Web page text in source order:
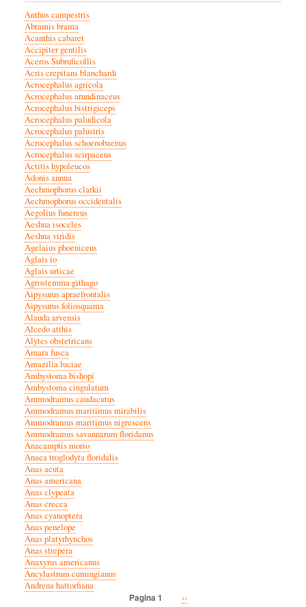
Anthus campestris
Abramis brama
Acanthis cabaret
Accipiter gentilis
Aceros Subruficollis
Acris crepitans blanchardi
Acrocephalus agricola
Acrocephalus arundinaceus
Acrocephalus bistrigiceps
Acrocephalus paludicola
Acrocephalus palustris
Acrocephalus schoenobaenus
Acrocephalus scirpaceus
Actitis hypoleucos
Adonis annua
Aechmophorus clarkii
Aechmophorus occidentalis
Aegolius funereus
Aeshna isoceles
Aeshna viridis
Agelaius phoeniceus
Aglais io
Aglais urticae
Agrostemma githago
Aipysurus apraefrontalis
Aipysurus foliosquama
Alauda arvensis
Alcedo atthis
Alytes obstetricans
Amara fusca
Amazilia luciae
Ambystoma bishopi
Ambystoma cingulatum
Ammodramus caudacutus
Ammodramus maritimus mirabilis
Ammodramus maritimus nigrescens
Ammodramus savannarum floridanus
Anacamptis morio
Anaea troglodyta floridalis
Anas acuta
Anas americana
Anas clypeata
Anas crecca
Anas cyanoptera
Anas penelope
Anas platyrhynchos
Anas strepera
Anaxyrus americanus
Ancylastrum cumingianus
Andrena hattorfiana
Pagina 1
Volgende
››